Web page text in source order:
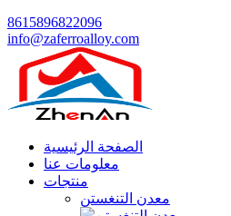
8615896822096
info@zaferroalloy.com
الصفحة الرئيسية
معلومات عنا
منتجات
معدن التنغستن